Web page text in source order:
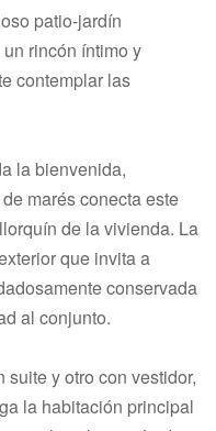
patio-jardín
rincón íntimo y
contemplar las
la bienvenida,
marés conecta este
de la vivienda. La
que invita a
conservada
al conjunto.
y otro con vestidor,
la habitación principal